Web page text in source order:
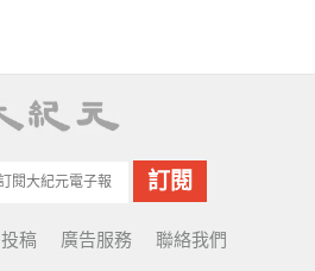
投稿 廣告服務 聯絡我們